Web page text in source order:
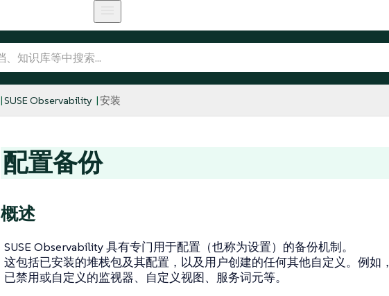
SUSE Observability 安装
配置备份
概述
SUSE Observability 具有专门用于配置（也称为设置）的备份机制。
这包括已安装的堆栈包及其配置，以及用户创建的任何其他自定义。例如，
已禁用或自定义的监视器、自定义视图、服务词元等。